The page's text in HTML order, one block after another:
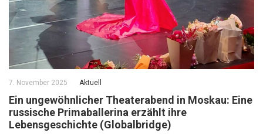
7. November 2025 Aktuell
Ein ungewöhnlicher Theaterabend in Moskau: Eine
russische Primaballerina erzählt ihre
Lebensgeschichte (Globalbridge)